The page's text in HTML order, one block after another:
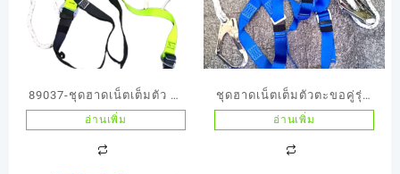
89037-ชุดฮาดเน็ตเต็มตัว A-
SAFE 2 ตะขอคู่บิ๊กฮูกใหญ่ –
อ่านเพิ่ม
ชุดฮาดเน็ตเต็มตัวตะขอคู่รุ่น
MS 717-2 เป็นบิ๊กฮูกใหญ่
อ่านเพิ่ม